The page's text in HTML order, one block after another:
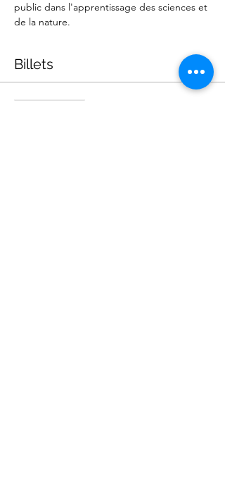
public dans l'apprentissage des sciences et
de la nature.
Billets